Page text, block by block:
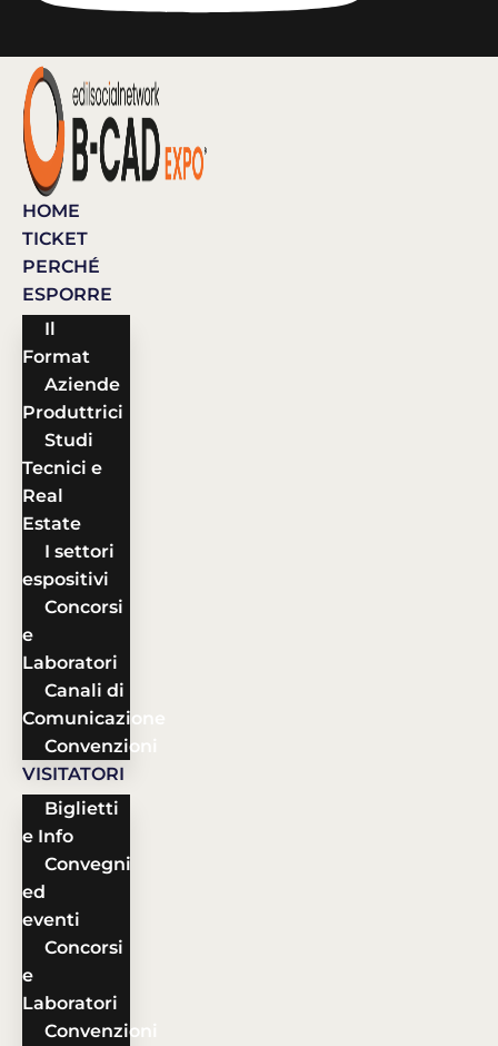
HOME
TICKET
PERCHÉ
ESPORRE
Il
Format
Aziende
Produttrici
Studi
Tecnici e
Real
Estate
I settori
espositivi
Concorsi
e
Laboratori
Canali di
Comunicazione
Convenzioni
VISITATORI
Biglietti
e Info
Convegni
ed
eventi
Concorsi
e
Laboratori
Convenzioni